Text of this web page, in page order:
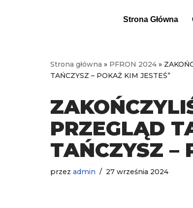
Strona Główna
Strona główna » PFRON 2024 »
TAŃCZYSZ – POKAŻ KIM JESTEŚ”
PRZEGLĄD
TAŃCZYSZ –
przez admin 27 września 2024